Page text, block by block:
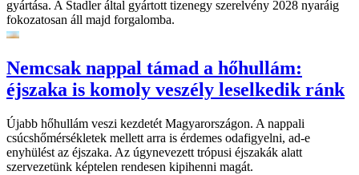
gyártása. A Stadler által gyártott tizenegy szerelvény 2028 nyaráig
fokozatosan áll majd forgalomba.
Nemcsak nappal támad a hőhullám:
éjszaka is komoly veszély leselkedik ránk
Újabb hőhullám veszi kezdetét Magyarországon. A nappali
csúcshőmérsékletek mellett arra is érdemes odafigyelni, ad-e
enyhülést az éjszaka. Az úgynevezett trópusi éjszakák alatt
szervezetünk képtelen rendesen kipihenni magát.